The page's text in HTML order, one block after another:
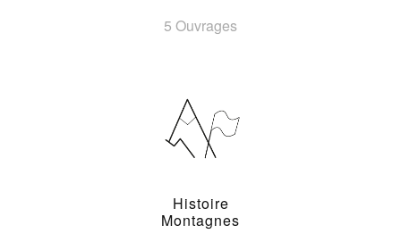
5 Ouvrages
Histoire
Montagnes